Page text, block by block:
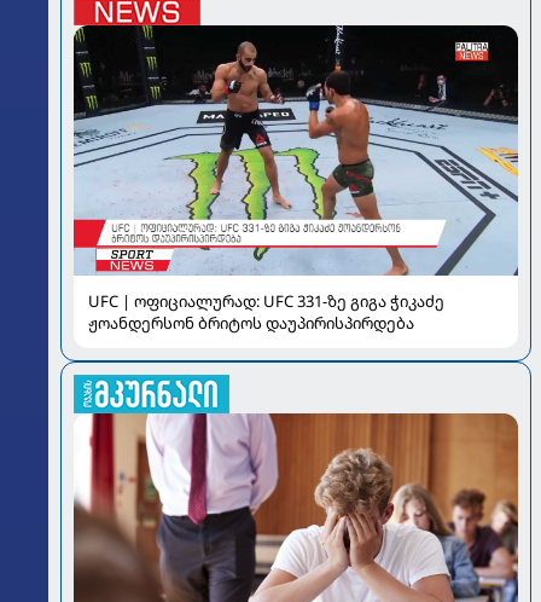
UFC | ოფიციალურად: UFC 331-ზე გიგა ჭიკაძე
ჟოანდერსონ ბრიტოს დაუპირისპირდება